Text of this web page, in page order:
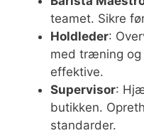
teamet. Sikre
Holdleder:
med træning og
effektive.
Supervisor:
butikken.
standarder.